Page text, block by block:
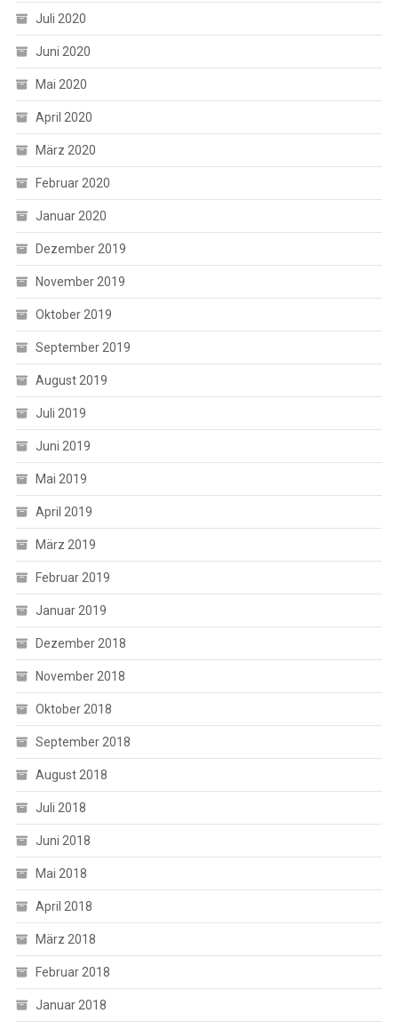
Juli 2020
Juni 2020
Mai 2020
April 2020
März 2020
Februar 2020
Januar 2020
Dezember 2019
November 2019
Oktober 2019
September 2019
August 2019
Juli 2019
Juni 2019
Mai 2019
April 2019
März 2019
Februar 2019
Januar 2019
Dezember 2018
November 2018
Oktober 2018
September 2018
August 2018
Juli 2018
Juni 2018
Mai 2018
April 2018
März 2018
Februar 2018
Januar 2018